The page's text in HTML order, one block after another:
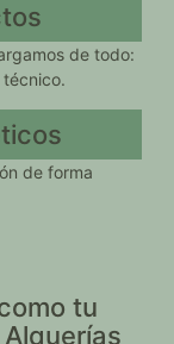
de todo:
de forma
tu